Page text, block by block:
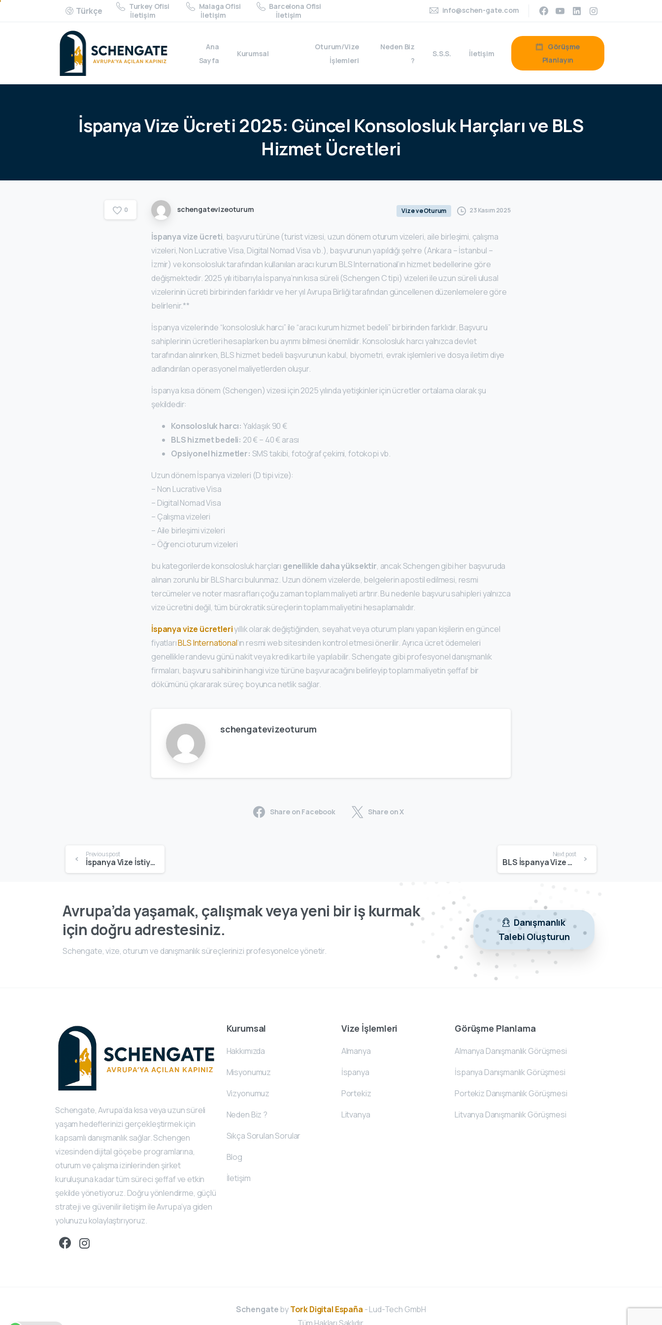
Türkçe
Turkey Ofisi
İletişim
Malaga Ofisi
İletişim
Barcelona Ofisi
İletişim
info@schen-gate.com
Ana
Sayfa
Kurumsal
Oturum/Vize
İşlemleri
Neden Biz
?
S.S.S. İletişim
Görüşme
Planlayın
İspanyaVize Ücreti 2025: Güncel KonsoloslukHarçlarıve BLS
Hizmet Ücretleri
0 schengatevizeoturum Vize ve Oturum 23 Kasım 2025
İspanya vize ücreti, başvuru türüne (turist vizesi, uzun dönem oturum vizeleri, aile birleşimi, çalışma
vizeleri, Non Lucrative Visa, Digital Nomad Visa vb.), başvurunun yapıldığı şehre (Ankara – İstanbul –
İzmir) ve konsolosluk tarafından kullanılan aracı kurum BLS International’ın hizmet bedellerine göre
değişmektedir. 2025 yılı itibarıyla İspanya’nın kısa süreli (Schengen C tipi) vizeleri ile uzun süreli ulusal
vizelerinin ücreti birbirinden farklıdır ve her yıl Avrupa Birliği tarafından güncellenen düzenlemelere göre
belirlenir.**
İspanya vizelerinde “konsolosluk harcı” ile “aracı kurum hizmet bedeli” birbirinden farklıdır. Başvuru
sahiplerinin ücretleri hesaplarken bu ayrımı bilmesi önemlidir. Konsolosluk harcı yalnızca devlet
tarafından alınırken, BLS hizmet bedeli başvurunun kabul, biyometri, evrak işlemleri ve dosya iletim diye
adlandırılan operasyonel maliyetlerden oluşur.
İspanya kısa dönem (Schengen) vizesi için 2025 yılında yetişkinler için ücretler ortalama olarak şu
şekildedir:
Konsolosluk harcı: Yaklaşık 90 €
BLS hizmet bedeli: 20 € – 40 € arası
Opsiyonel hizmetler: SMS takibi, fotoğraf çekimi, fotokopi vb.
Uzun dönem İspanya vizeleri (D tipi vize):
– Non Lucrative Visa
– Digital Nomad Visa
– Çalışma vizeleri
– Aile birleşimi vizeleri
– Öğrenci oturum vizeleri
bu kategorilerde konsolosluk harçları genellikle daha yüksektir, ancak Schengen gibi her başvuruda
alınan zorunlu bir BLS harcı bulunmaz. Uzun dönem vizelerde, belgelerin apostil edilmesi, resmi
tercümeler ve noter masrafları çoğu zaman toplam maliyeti artırır. Bu nedenle başvuru sahipleri yalnızca
vize ücretini değil, tüm bürokratik süreçlerin toplam maliyetini hesaplamalıdır.
İspanya vize ücretleriyıllık olarak değiştiğinden, seyahat veya oturum planı yapan kişilerin en güncel
fiyatlarıBLS International‘ın resmi web sitesinden kontrol etmesi önerilir. Ayrıca ücret ödemeleri
genellikle randevu günü nakit veya kredi kartı ile yapılabilir. Schengate gibi profesyonel danışmanlık
firmaları, başvuru sahibinin hangi vize türüne başvuracağını belirleyip toplam maliyetin şeffaf bir
dökümünü çıkararak süreç boyunca netlik sağlar.
schengatevizeoturum
Share on Facebook Share on X
Previous post
İspanya Vize İstiyor mu? Türk Vatandaşları İçin 2026 Güncel Vize Bilgileri – Schengate
Next post
BLS İspanya Vize Merkezi Nedir? Randevu, Evrak, Ücret ve Başvuru Süreci – 2025
Avrupa’da yaşamak, çalışmak veya yeni bir iş kurmak
için doğru adrestesiniz.
Schengate, vize, oturum ve danışmanlık süreçlerinizi profesyonelce yönetir.
Danışmanlık
Talebi Oluşturun
Schengate, Avrupa’da kısa veya uzun süreli
yaşam hedeflerinizi gerçekleştirmek için
kapsamlı danışmanlık sağlar. Schengen
vizesinden dijital göçebe programlarına,
oturum ve çalışma izinlerinden şirket
kuruluşuna kadar tüm süreci şeffaf ve etkin
şekilde yönetiyoruz. Doğru yönlendirme, güçlü
strateji ve güvenilir iletişim ile Avrupa’ya giden
yolunuzu kolaylaştırıyoruz.
Kurumsal
Hakkımızda
Misyonumuz
Vizyonumuz
Neden Biz ?
Sıkça Sorulan Sorular
Blog
İletişim
Vize İşlemleri
Almanya
İspanya
Portekiz
Litvanya
Görüşme Planlama
Almanya Danışmanlık Görüşmesi
İspanya Danışmanlık Görüşmesi
Portekiz Danışmanlık Görüşmesi
Litvanya Danışmanlık Görüşmesi
SchengatebyTork Digital España - Lud-Tech GmbH